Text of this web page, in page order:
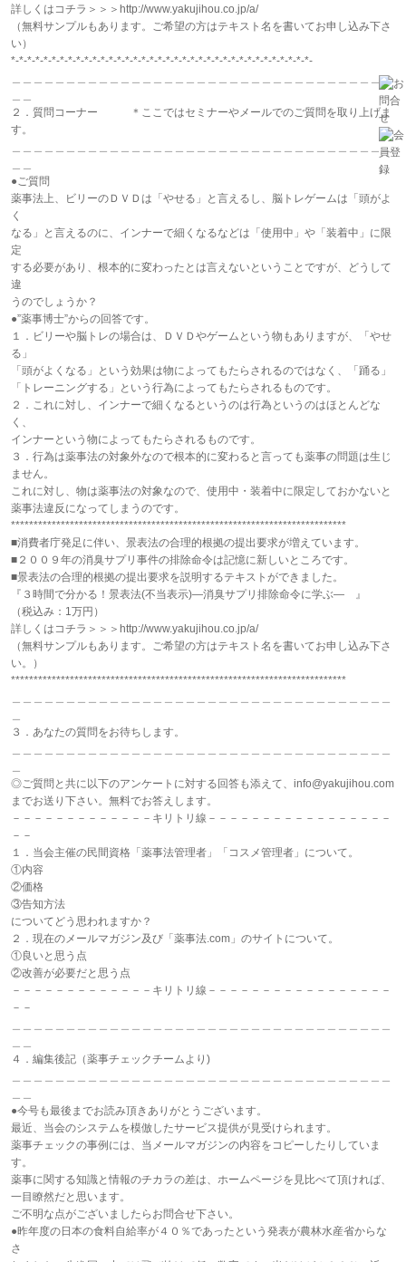
詳しくはコチラ＞＞＞http://www.yakujihou.co.jp/a/
（無料サンプルもあります。ご希望の方はテキスト名を書いてお申し込み下さ
い）
*-*-*-*-*-*-*-*-*-*-*-*-*-*-*-*-*-*-*-*-*-*-*-*-*-*-*-*-*-*-*-*-*-*-*-*-*-
＿＿＿＿＿＿＿＿＿＿＿＿＿＿＿＿＿＿＿＿＿＿＿＿＿＿＿＿＿＿＿＿＿＿＿
２．質問コーナー ＊ここではセミナーやメールでのご質問を取り上げま
す。
＿＿＿＿＿＿＿＿＿＿＿＿＿＿＿＿＿＿＿＿＿＿＿＿＿＿＿＿＿＿＿＿＿＿＿
●ご質問
薬事法上、ビリーのＤＶＤは「やせる」と言えるし、脳トレゲームは「頭がよ
く
なる」と言えるのに、インナーで細くなるなどは「使用中」や「装着中」に限
定
する必要があり、根本的に変わったとは言えないということですが、どうして
違
うのでしょうか？
●”薬事博士”からの回答です。
１．ビリーや脳トレの場合は、ＤＶＤやゲームという物もありますが、「やせ
る」
「頭がよくなる」という効果は物によってもたらされるのではなく、「踊る」
「トレーニングする」という行為によってもたらされるものです。
２．これに対し、インナーで細くなるというのは行為というのはほとんどな
く、
インナーという物によってもたらされるものです。
３．行為は薬事法の対象外なので根本的に変わると言っても薬事の問題は生じ
ません。
これに対し、物は薬事法の対象なので、使用中・装着中に限定しておかないと
薬事法違反になってしまうのです。
**************************************************************************
■消費者庁発足に伴い、景表法の合理的根拠の提出要求が増えています。
■２００９年の消臭サプリ事件の排除命令は記憶に新しいところです。
■景表法の合理的根拠の提出要求を説明するテキストができました。
『３時間で分かる！景表法(不当表示)―消臭サプリ排除命令に学ぶ― 』
（税込み：1万円）
詳しくはコチラ＞＞＞http://www.yakujihou.co.jp/a/
（無料サンプルもあります。ご希望の方はテキスト名を書いてお申し込み下さ
い。）
**************************************************************************
３．あなたの質問をお待ちします。
◎ご質問と共に以下のアンケートに対する回答も添えて、info@yakujihou.com
までお送り下さい。無料でお答えします。
－－－－－－－－－－－－－キリトリ線－－－－－－－－－－－－－－－－－
－－
１．当会主催の民間資格「薬事法管理者」「コスメ管理者」について。
①内容
②価格
③告知方法
についてどう思われますか？
２．現在のメールマガジン及び「薬事法.com」のサイトについて。
①良いと思う点
②改善が必要だと思う点
－－－－－－－－－－－－－キリトリ線－－－－－－－－－－－－－－－－－
－－
４．編集後記（薬事チェックチームより)
●今号も最後までお読み頂きありがとうございます。
最近、当会のシステムを模倣したサービス提供が見受けられます。
薬事チェックの事例には、当メールマガジンの内容をコピーしたりしていま
す。
薬事に関する知識と情報のチカラの差は、ホームページを見比べて頂ければ、
一目瞭然だと思います。
ご不明な点がございましたらお問合せ下さい。
●昨年度の日本の食料自給率が４０％であったという発表が農林水産省からな
さ